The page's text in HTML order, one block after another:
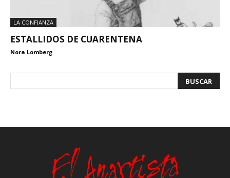
LA CONFIANZA
ESTALLIDOS DE CUARENTENA
Nora Lomberg